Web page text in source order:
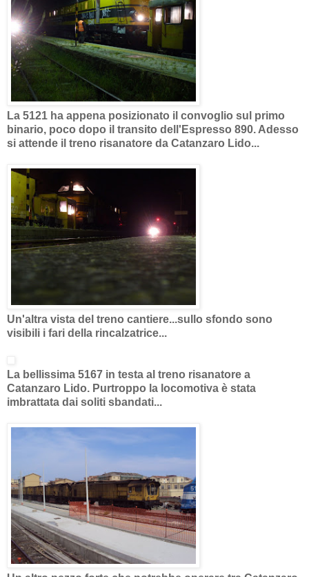
La 5121 ha appena posizionato il convoglio sul primo
binario, poco dopo il transito dell'Espresso 890. Adesso
si attende il treno risanatore da Catanzaro Lido...
Un'altra vista del treno cantiere...sullo sfondo sono
visibili i fari della rincalzatrice...
La bellissima 5167 in testa al treno risanatore a
Catanzaro Lido. Purtroppo la locomotiva è stata
imbrattata dai soliti sbandati...